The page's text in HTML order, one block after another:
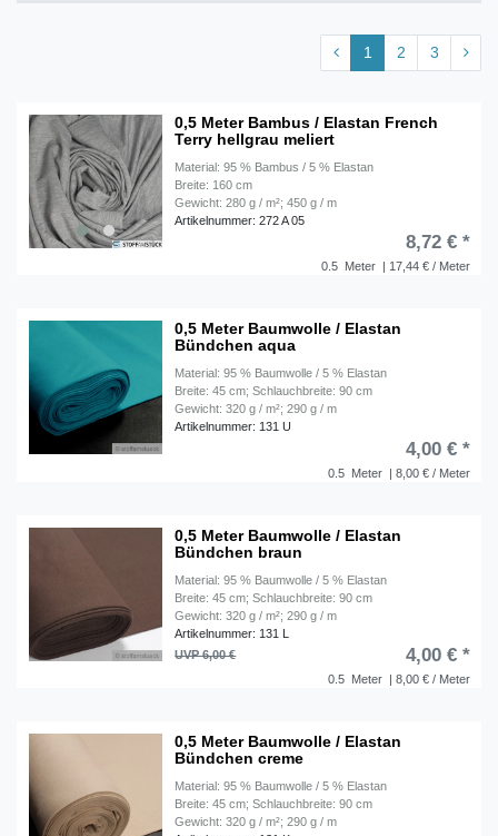
1 2 3
0,5 Meter Bambus / Elastan French
Terry hellgrau meliert
Material: 95 % Bambus / 5 % Elastan
Breite: 160 cm
Gewicht: 280 g / m²; 450 g / m
Artikelnummer: 272 A 05
0.5 Meter | 17,44 € / Meter
8,72 € *
0,5 Meter Baumwolle / Elastan
Bündchen aqua
Material: 95 % Baumwolle / 5 % Elastan
Breite: 45 cm; Schlauchbreite: 90 cm
Gewicht: 320 g / m²; 290 g / m
Artikelnummer: 131 U
0.5 Meter | 8,00 € / Meter
4,00 € *
0,5 Meter Baumwolle / Elastan
Bündchen braun
Material: 95 % Baumwolle / 5 % Elastan
Breite: 45 cm; Schlauchbreite: 90 cm
Gewicht: 320 g / m²; 290 g / m
Artikelnummer: 131 L
0.5 Meter | 8,00 € / Meter
UVP 6,00 € 4,00 € *
0,5 Meter Baumwolle / Elastan
Bündchen creme
Material: 95 % Baumwolle / 5 % Elastan
Breite: 45 cm; Schlauchbreite: 90 cm
Gewicht: 320 g / m²; 290 g / m